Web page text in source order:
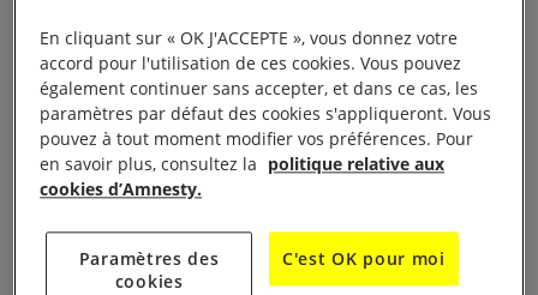
adultes, documents, romans, BD,
Contact :
amnesty.villefontaine@gmail.com
En cliquant sur « OK J'ACCEPTE », vous donnez votre
accord pour l'utilisation de ces cookies. Vous pouvez
également continuer sans accepter, et dans ce cas, les
paramètres par défaut des cookies s'appliqueront. Vous
pouvez à tout moment modifier vos préférences. Pour
en savoir plus, consultez la politique relative aux
cookies d’Amnesty.
Paramètres des
cookies
C'est OK pour moi